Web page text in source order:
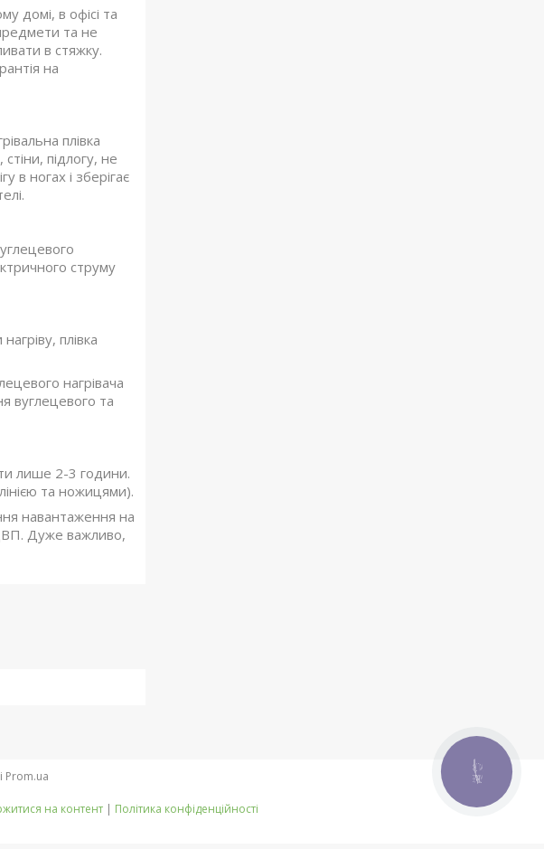
домі, в офісі та
та не
в стяжку.
на
плівка
підлогу, не
в ногах і зберігає
струму
плівка
нагрівача
вуглецевого та
лише 2-3 години.
та ножицями).
навантаження на
Дуже важливо,
Prom.ua
на контент | Політика конфіденційності
КНОПКА
ЗВ'ЯЗКУ